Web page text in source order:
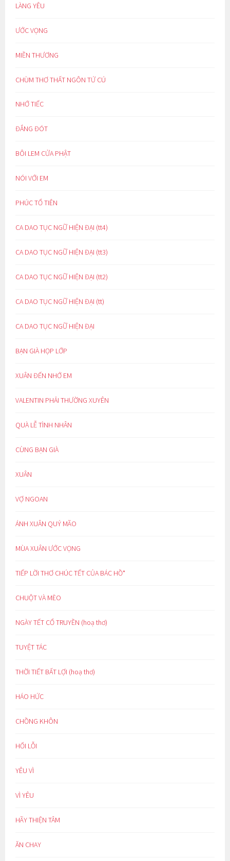
LÀNG YÊU
ƯỚC VỌNG
MIỀN THƯƠNG
CHÙM THƠ THẤT NGÔN TỨ CÚ
NHỚ TIẾC
ĐẮNG ĐÓT
BÔI LEM CỬA PHẬT
NÓI VỚI EM
PHÚC TỔ TIÊN
CA DAO TỤC NGỮ HIỆN ĐẠI (tt4)
CA DAO TỤC NGỮ HIỆN ĐẠI (tt3)
CA DAO TỤC NGỮ HIỆN ĐẠI (tt2)
CA DAO TỤC NGỮ HIỆN ĐẠI (tt)
CA DAO TỤC NGỮ HIỆN ĐẠI
BẠN GIÀ HỌP LỚP
XUÂN ĐẾN NHỚ EM
VALENTIN PHẢI THƯỜNG XUYÊN
QUÀ LỄ TÌNH NHÂN
CÙNG BẠN GIÀ
XUÂN
VỢ NGOAN
ÁNH XUÂN QUÝ MÃO
MÙA XUÂN ƯỚC VỌNG
TIẾP LỜI THƠ CHÚC TẾT CỦA BÁC HỒ*
CHUỘT VÀ MÈO
NGÀY TẾT CỔ TRUYỀN (hoạ thơ)
TUYỆT TÁC
THỜI TIẾT BẤT LỢI (hoạ thơ)
HÁO HỨC
CHỒNG KHÔN
HỐI LỖI
YÊU VÌ
VÌ YÊU
HÃY THIỆN TÂM
ĂN CHAY